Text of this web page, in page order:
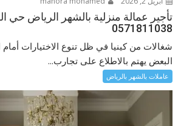
تأجير عمالة منزلية بالشهر الرياض حي
0571811038
شغالات من كينيا في ظل تنوع الاختيارات أمام
البعض يهتم بالاطلاع على تجارب...
عاملات بالشهر بالرياض